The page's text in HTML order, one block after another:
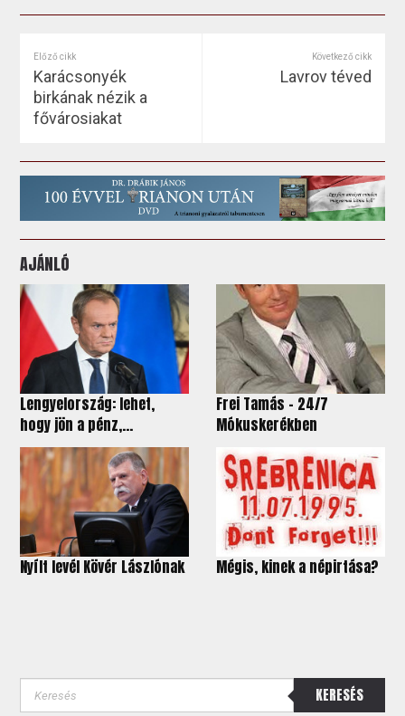
Előző cikk
Karácsonyék
birkának nézik a
fővárosiakat
Következő cikk
Lavrov téved
AJÁNLÓ
Lengyelország: lehet,
hogy jön a pénz,...
Frei Tamás - 24/7
Mókuskerékben
Nyílt levél Kövér Lászlónak Mégis, kinek a népirtása?
KERESÉS